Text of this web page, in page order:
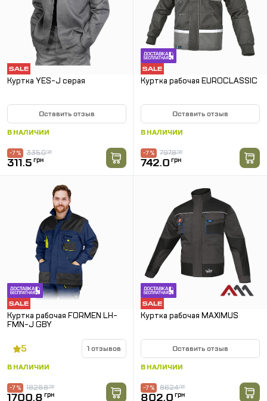
Куртка YES-J серая
Оставить отзыв
В НАЛИЧИИ
335.0грн
-7 %
311.5 грн
Куртка рабочая EUROCLASSIC
Оставить отзыв
В НАЛИЧИИ
797.8грн
-7 %
742.0 грн
Куртка рабочая FORMEN LH-
FMN-J GBY
5 1 отзывов
В НАЛИЧИИ
1828.8грн
-7 %
1700.8 грн
Куртка рабочая MAXIMUS
Оставить отзыв
В НАЛИЧИИ
862.4грн
-7 %
802.0 грн